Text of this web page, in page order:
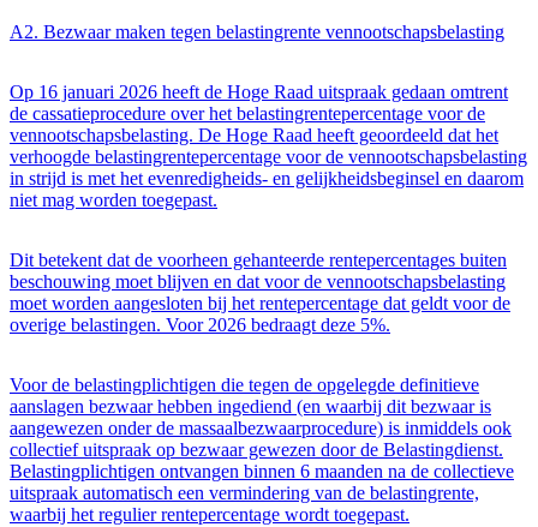
A2. Bezwaar maken tegen belastingrente vennootschapsbelasting
Op 16 januari 2026 heeft de Hoge Raad uitspraak gedaan omtrent
de cassatieprocedure over het belastingrentepercentage voor de
vennootschapsbelasting. De Hoge Raad heeft geoordeeld dat het
verhoogde belastingrentepercentage voor de vennootschapsbelasting
in strijd is met het evenredigheids- en gelijkheidsbeginsel en daarom
niet mag worden toegepast.
Dit betekent dat de voorheen gehanteerde rentepercentages buiten
beschouwing moet blijven en dat voor de vennootschapsbelasting
moet worden aangesloten bij het rentepercentage dat geldt voor de
overige belastingen. Voor 2026 bedraagt deze 5%.
Voor de belastingplichtigen die tegen de opgelegde definitieve
aanslagen bezwaar hebben ingediend (en waarbij dit bezwaar is
aangewezen onder de massaalbezwaarprocedure) is inmiddels ook
collectief uitspraak op bezwaar gewezen door de Belastingdienst.
Belastingplichtigen ontvangen binnen 6 maanden na de collectieve
uitspraak automatisch een vermindering van de belastingrente,
waarbij het regulier rentepercentage wordt toegepast.